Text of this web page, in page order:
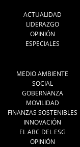
ACTUALIDAD
LIDERAZGO
OPINIÓN
ESPECIALES
MEDIO AMBIENTE
SOCIAL
GOBERNANZA
MOVILIDAD
FINANZAS SOSTENIBLES
INNOVACIÓN
EL ABC DEL ESG
OPINIÓN